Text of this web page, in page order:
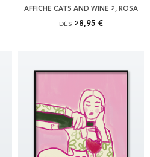
AFFICHE CATS AND WINE 2, ROSA
DÈS 28,95 €